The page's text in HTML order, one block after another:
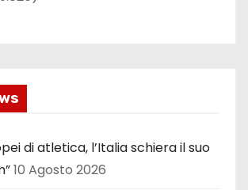
di atletica, l’Italia schiera il suo
10 Agosto 2026